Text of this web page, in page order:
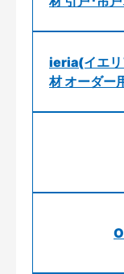
ieria(イエリ
材 オーダー